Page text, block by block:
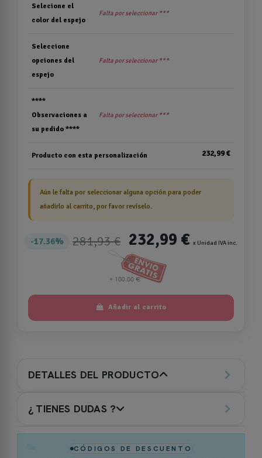
Selecione el
color del espejo
Falta por seleccionar ***
Seleccione
opciones del
espejo
Falta por seleccionar ***
****
Observaciones a
su pedido ****
Falta por seleccionar ***
Producto con esta personalización 232,99 €
Aún le falta por seleccionar alguna opción para poder
añadirlo al carrito, por favor revíselo.
17.36% 281,93 € 232,99 € x Unidad IVA inc.
Añadir al carrito
DETALLES DEL PRODUCTO
¿ TIENES DUDAS ?
CÓDIGOS DE DESCUENTO